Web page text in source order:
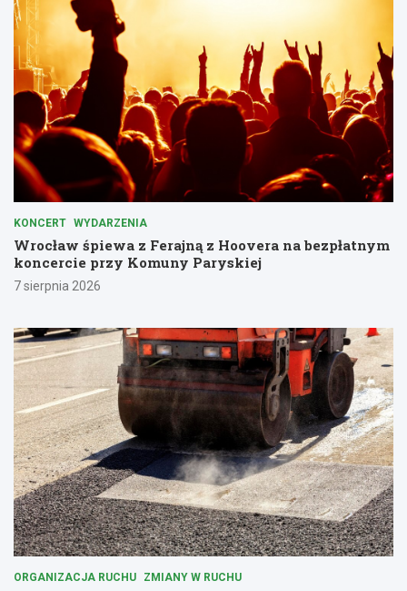
KONCERT WYDARZENIA
Wrocław śpiewa z Ferajną z Hoovera na bezpłatnym
koncercie przy Komuny Paryskiej
7 sierpnia 2026
ORGANIZACJA RUCHU ZMIANY W RUCHU